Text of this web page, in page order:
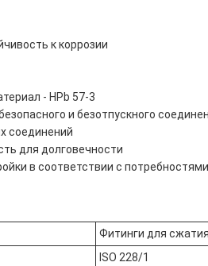
к коррозии
- HPb 57-3
и безотпускного
соединений
для долговечности
в соответствии с
Фитинги для
ISO 228/1